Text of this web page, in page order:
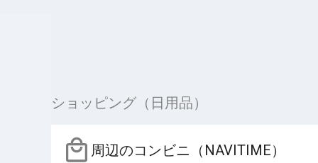
ショッピング（日用品）
周辺のコンビニ（NAVITIME）